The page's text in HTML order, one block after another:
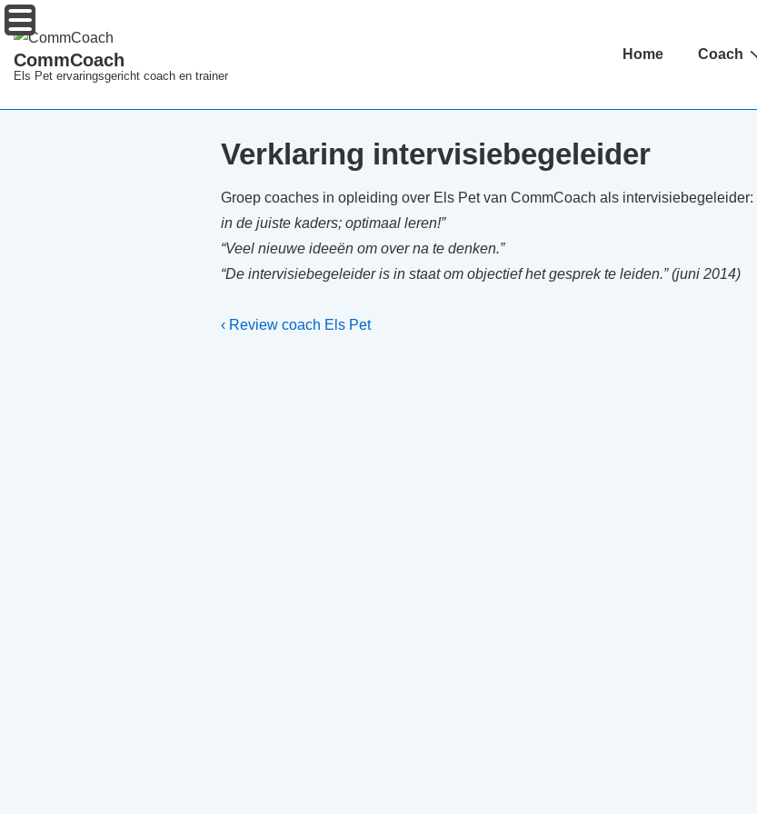
↓
Doorgaan
naarCommCoach
Els Pet ervaringsgericht coach en trainer
Hoofd
Home Coach
Verklaring intervisiebegeleider
Groep coaches in opleiding over Els Pet van CommCoach als intervisiebegeleider:
in de juiste kaders; optimaal leren!”
“Veel nieuwe ideeën om over na te denken.”
“De intervisiebegeleider is in staat om objectief het gesprek te leiden.” (juni 2014)
Bericht
Vorig
‹ Review coach Els Pet